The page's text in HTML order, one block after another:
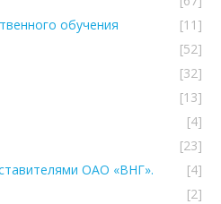
обучения
[11]
[52]
[32]
[13]
[4]
[23]
ОАО «ВНГ».
[4]
[2]